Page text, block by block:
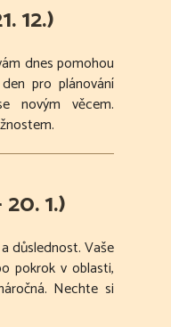
12.)
dnes pomohou
pro plánování
novým věcem.
1.)
důslednost. Vaše
pokrok v oblasti,
Nechte si